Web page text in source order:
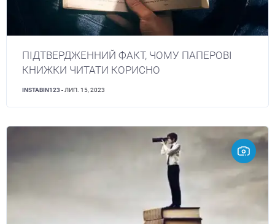
ПІДТВЕРДЖЕННИЙ ФАКТ, ЧОМУ ПАПЕРОВІ
КНИЖКИ ЧИТАТИ КОРИСНО
INSTABIN123 - ЛИП. 15, 2023